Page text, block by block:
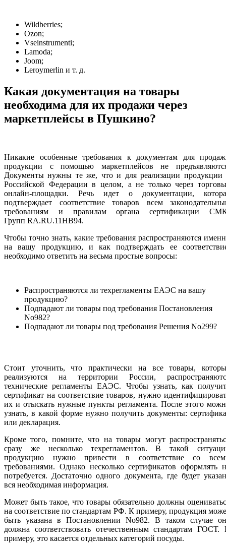
Wildberries;
Ozon;
Vseinstrumenti;
Lamoda;
Joom;
Leroymerlin и т. д.
Какая документация на товары
необходима для их продажи через
маркетплейсы в Пушкино?
Никакие особенные требования к документам для
продукции с помощью маркетплейсов не
Документы нужны те же, что и для реализации продукции
Российской Федерации в целом, а не только через
онлайн-площадки. Речь идет о документации,
подтверждает соответствие товаров всем
требованиям и правилам органа сертификации
Групп RA.RU.11НВ94.
Чтобы точно знать, какие требования распространяются
на вашу продукцию, и как подтверждать ее
необходимо ответить на весьма простые вопросы:
Распространяются ли техрегламенты ЕАЭС на вашу
продукцию?
Подпадают ли товары под требования Постановления
No982?
Подпадают ли товары под требования Решения No299?
Стоит уточнить, что практически на все товары,
реализуются на территории России,
технические регламенты ЕАЭС. Чтобы узнать, как
сертификат на соответствие товаров, нужно
их и отыскать нужные пункты регламента. После этого
узнать, в какой форме нужно получить документы:
или декларация.
Кроме того, помните, что на товары могут
сразу же несколько техрегламентов. В такой
продукцию нужно привести в соответствие со
требованиями. Однако несколько сертификатов оформлять
потребуется. Достаточно одного документа, где будет
вся необходимая информация.
Может быть такое, что товары обязательно должны
на соответствие по стандартам РФ. К примеру, продукция
быть указана в Постановлении No982. В таком случае
должна соответствовать отечественным стандартам ГОСТ.
примеру, это касается отдельных категорий посуды.